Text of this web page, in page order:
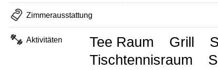
Zimmerausstattung
Aktivitäten Tee Raum Grill
Tischtennisraum